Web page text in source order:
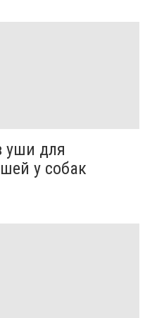
уши для
у собак